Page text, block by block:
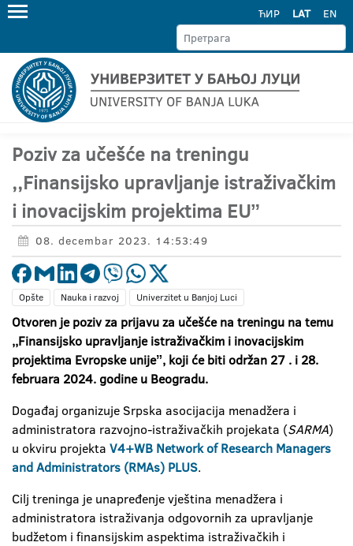
ЋИР LAT EN
Poziv za učešće na treningu
,,Finansijsko upravljanje istraživačkim
i inovacijskim projektima EUˮ
08. decembar 2023. 14:53:49
Opšte Nauka i razvoj Univerzitet u Banjoj Luci
Otvoren je poziv za prijavu za učešće na treningu na temu
,,Finansijsko upravljanje istraživačkim i inovacijskim
projektima Evropske unijeˮ, koji će biti održan 27 . i 28.
februara 2024. godine u Beogradu.
Događaj organizuje Srpska asocijacija menadžera i
administratora razvojno-istraživačkih projekata (SARMA)
u okviru projekta V4+WB Network of Research Managers
and Administrators (RMAs) PLUS.
Cilj treninga je unapređenje vještina menadžera i
administratora istraživanja odgovornih za upravljanje
budžetom i finansijskim aspektima istraživačkih i